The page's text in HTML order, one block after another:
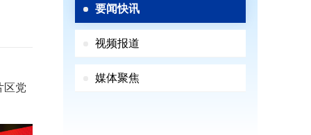
要闻快讯
视频报道
媒体聚焦
区党